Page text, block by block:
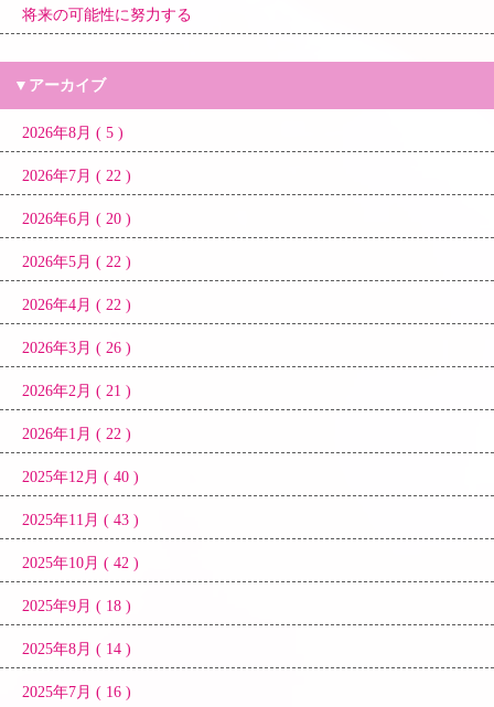
将来の可能性に努力する
▼アーカイブ
2026年8月 ( 5 )
2026年7月 ( 22 )
2026年6月 ( 20 )
2026年5月 ( 22 )
2026年4月 ( 22 )
2026年3月 ( 26 )
2026年2月 ( 21 )
2026年1月 ( 22 )
2025年12月 ( 40 )
2025年11月 ( 43 )
2025年10月 ( 42 )
2025年9月 ( 18 )
2025年8月 ( 14 )
2025年7月 ( 16 )